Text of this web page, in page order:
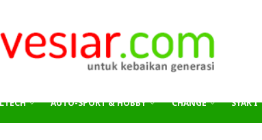
AUTO-SPORT & HOBBY CHANGE SYAR’I